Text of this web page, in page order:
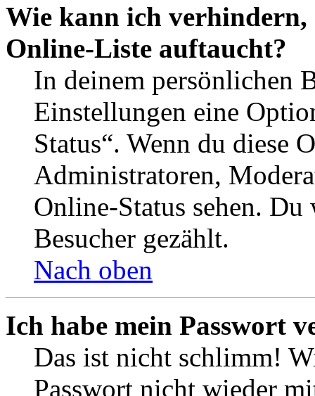
Wie kann ich verhindern,
Online-Liste auftaucht?
In deinem persönlichen
Einstellungen eine
Status“. Wenn du diese
Administratoren,
Online-Status sehen.
Besucher gezählt.
Nach oben
Ich habe mein Passwort
Das ist nicht schlimm!
Passwort nicht wieder